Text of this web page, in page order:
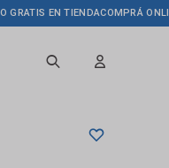
EN TIENDACOMPRÁ ONLINE